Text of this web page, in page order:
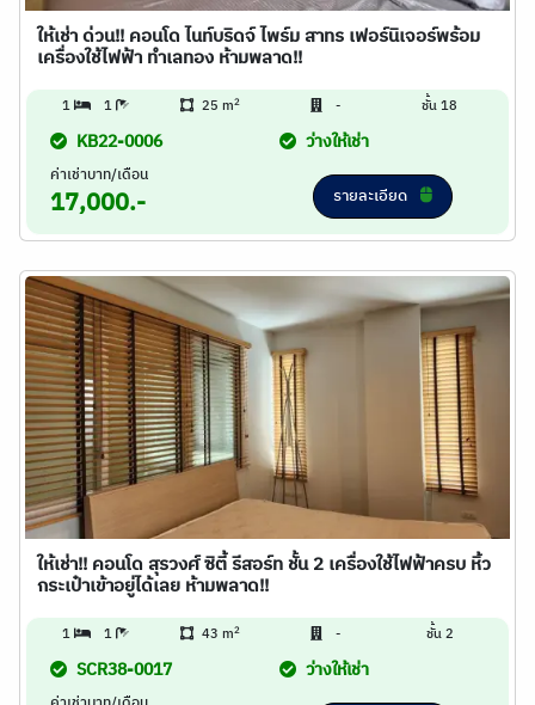
ให้เช่า ด่วน!! คอนโด ไนท์บริดจ์ ไพร์ม สาทร เฟอร์นิเจอร์พร้อม
เครื่องใช้ไฟฟ้า ทำเลทอง ห้ามพลาด!!
1 1 25 m2 - ชั้น 18
KB22-0006 ว่างให้เช่า
ค่าเช่าบาท/เดือน
17,000.- รายละเอียด
ให้เช่า!! คอนโด สุรวงศ์ ซิตี้ รีสอร์ท ชั้น 2 เครื่องใช้ไฟฟ้าครบ หิ้ว
กระเป๋าเข้าอยู่ได้เลย ห้ามพลาด!!
1 1 43 m2 - ชั้น 2
SCR38-0017 ว่างให้เช่า